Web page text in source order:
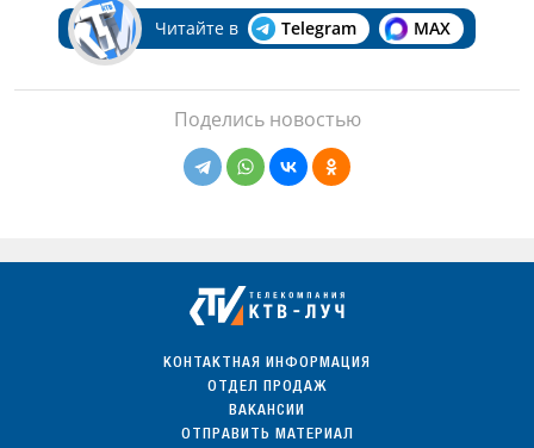
Читайте в Telegram MAX
Поделись новостью
КОНТАКТНАЯ ИНФОРМАЦИЯ
ОТДЕЛ ПРОДАЖ
ВАКАНСИИ
ОТПРАВИТЬ МАТЕРИАЛ